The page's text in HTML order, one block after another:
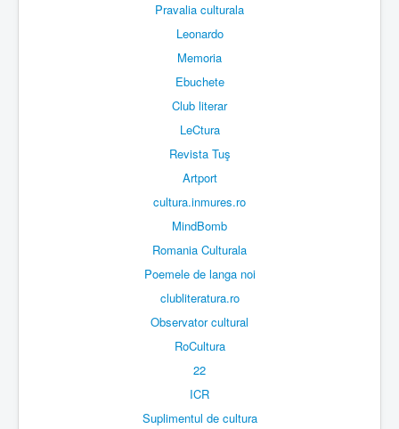
Pravalia culturala
Leonardo
Memoria
Ebuchete
Club literar
LeCtura
Revista Tuş
Artport
cultura.inmures.ro
MindBomb
Romania Culturala
Poemele de langa noi
clubliteratura.ro
Observator cultural
RoCultura
22
ICR
Suplimentul de cultura